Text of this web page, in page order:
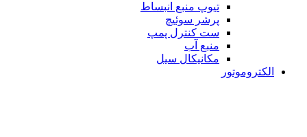
تیوپ منبع انبساط
پرشر سوئیچ
ست کنترل پمپ
منبع آب
مکانیکال سیل
الکتروموتور